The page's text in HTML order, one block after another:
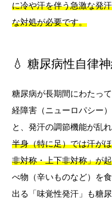
に冷や汗を伴う急激な発
な対処が必要です。
💧 糖尿病性自律
糖尿病が長期間にわたっ
経障害（ニューロパシー
と、発汗の調節機能が乱れ
半身（特に足）では汗が
非対称・上下非対称」が
べ物（辛いものなど）を
出る「味覚性発汗」も糖